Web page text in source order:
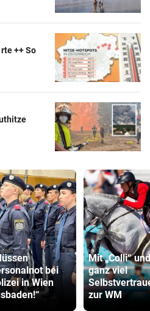
++ So
bei
in Wien
Mit „Colli“ und
ganz viel
zur WM